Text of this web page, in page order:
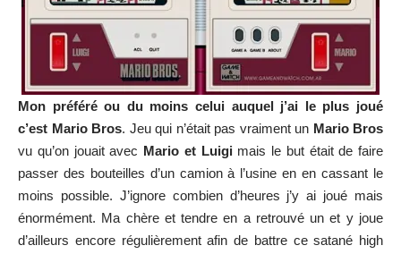
Mon préféré ou du moins celui auquel j’ai le plus joué
c’est Mario Bros. Jeu qui n’était pas vraiment un Mario Bros
vu qu’on jouait avec Mario et Luigimais le but était de faire
passer des bouteilles d’un camion à l’usine en en cassant le
moins possible. J’ignore combien d’heures j’y ai joué mais
énormément. Ma chère et tendre en a retrouvé un et y joue
d’ailleurs encore régulièrement afin de battre ce satané high